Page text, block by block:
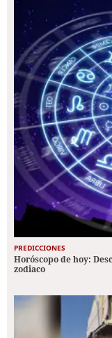
PREDICCIONES
Horóscopo de hoy:
zodiaco